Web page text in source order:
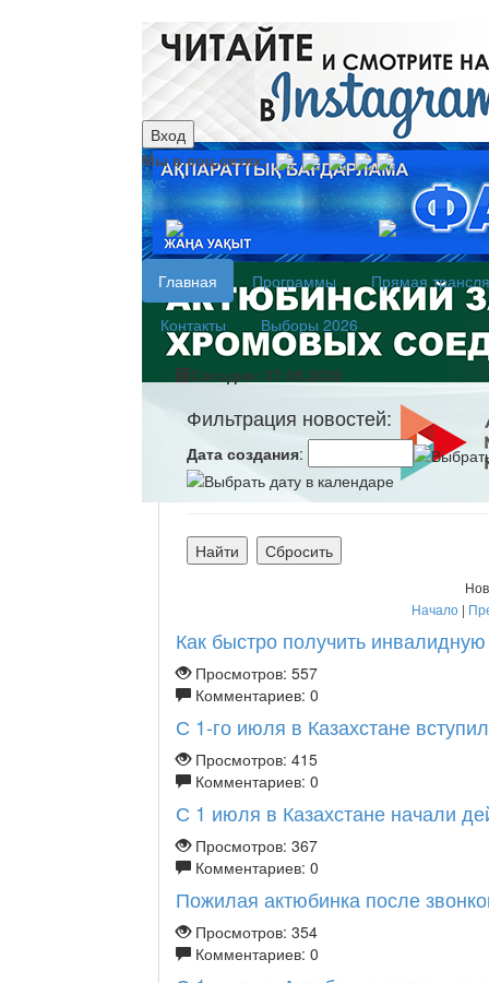
Вход
Мы в соц.сетях:
рус
каз
Главная Программы
Прямая
Контакты
Выборы 2026
Сегодня: 07.08.2026
Фильтрация новостей:
Дата создания:
Начало |
Как быстро получить
Просмотров: 557
Комментариев: 0
С 1-го июля в Казахстане
Просмотров: 415
Комментариев: 0
С 1 июля в Казахстане начали
Просмотров: 367
Комментариев: 0
Пожилая актюбинка после
Просмотров: 354
Комментариев: 0